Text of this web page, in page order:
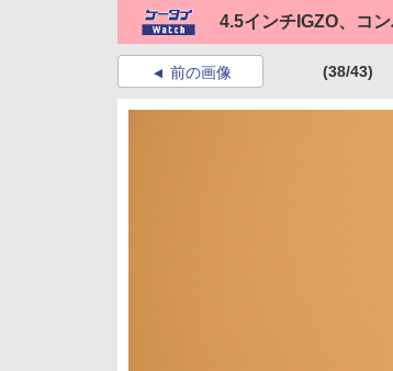
4.5インチIGZO、コ
前の画像 (38/43)